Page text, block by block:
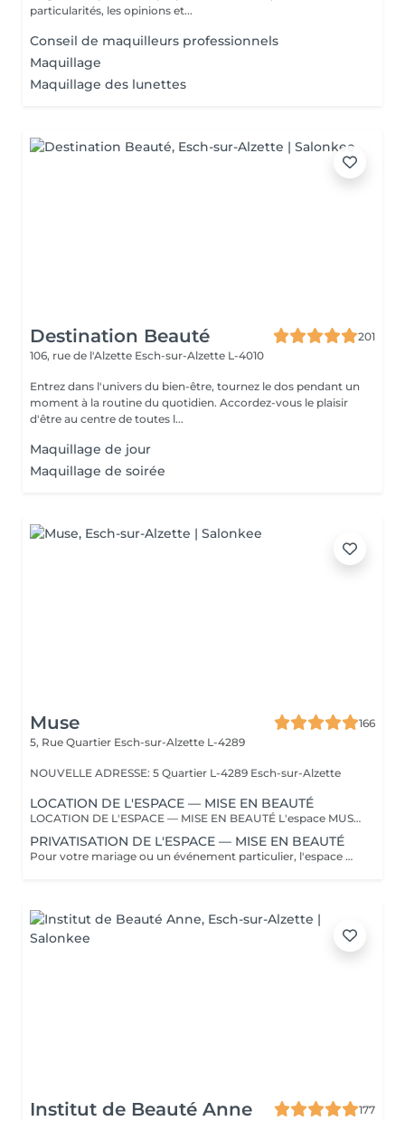
particularités, les opinions et...
Conseil de maquilleurs professionnels
Maquillage
Maquillage des lunettes
Destination Beauté
201
106, rue de l'Alzette Esch-sur-Alzette L-4010
Entrez dans l'univers du bien-être, tournez le dos pendant un
moment à la routine du quotidien. Accordez-vous le plaisir
d'être au centre de toutes l...
Maquillage de jour
Maquillage de soirée
Muse
166
5, Rue Quartier Esch-sur-Alzette L-4289
NOUVELLE ADRESSE: 5 Quartier L-4289 Esch-sur-Alzette
LOCATION DE L'ESPACE — MISE EN BEAUTÉ
LOCATION DE L'ESPACE — MISE EN BEAUTÉ L'espace MUSE peut être mis à disposition pour votre préparation beauté à l'occasion d'un mariage ou de tout autre événement. La réservation comprend uniquement la mise à disposition de l'espace. Les prestations de coiffure et de maquillage ne sont pas incluses et sont réalisées par vos propres prestataires extérieurs. Pour chaque réservation, sont autorisés au maximum : * 1 prestataire coiffure * 1 prestataire maquillage Les prestataires présents doivent obligatoirement être communiqués et identifiés au moment de la réservation. Toute autre personne ou tout prestataire supplémentaire devra faire l'objet d'un accord préalable. La location est prévue pour une durée minimale de 2 heures. Toute durée supplémentaire au-delà du créneau réservé sera facturée. Important : la location de l'espace n'inclut pas sa privatisation. MUSE reste en activité et d'autres clientes peuvent être présentes pendant votre créneau.
PRIVATISATION DE L'ESPACE — MISE EN BEAUTÉ
Pour votre mariage ou un événement particulier, l'espace MUSE peut être entièrement privatisé afin de profiter de votre préparation en toute intimité. Pendant toute la durée de votre réservation, l'espace vous est exclusivement réservé et aucune autre cliente ne sera accueillie. La privatisation comprend uniquement la mise à disposition du lieu. Les prestations de coiffure et de maquillage sont réalisées par vos propres prestataires extérieurs. Sont autorisés au maximum : * 2 prestataire coiffure * 2 prestataire maquillage Les prestataires présents doivent être communiqués et identifiés à l'avance. Pour le confort de chacun et afin de préserver l'espace, la capacité est limitée à 8 personnes maximum, prestataires compris. Une capacité supérieure peut être envisagée selon la formule choisie et sur demande préalable. La privatisation est proposée pour une durée minimale de 3 heures. Toute durée supplémentaire au-delà du créneau réservé sera facturée.
Institut de Beauté Anne
177